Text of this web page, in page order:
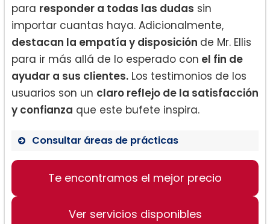
para responder a todas las dudas sin
importar cuantas haya. Adicionalmente,
destacan la empatía y disposición de Mr. Ellis
para ir más allá de lo esperado con el fin de
ayudar a sus clientes. Los testimonios de los
usuarios son un claro reflejo de la satisfacción
y confianza que este bufete inspira.
Consultar áreas de prácticas
Derecho de divorcio
Procedimientos de bancarrota
Te encontramos el mejor precio
Ver servicios disponibles